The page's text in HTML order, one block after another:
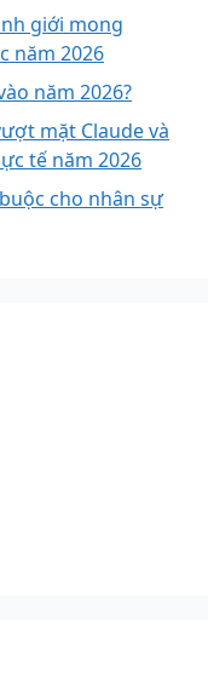
giới mong
năm 2026
năm 2026?
mặt Claude và
tế năm 2026
cho nhân sự